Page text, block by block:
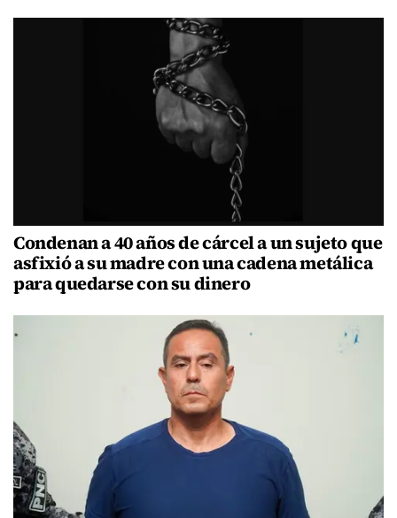
Condenan a 40 años de cárcel a un sujeto que
asfixió a su madre con una cadena metálica
para quedarse con su dinero